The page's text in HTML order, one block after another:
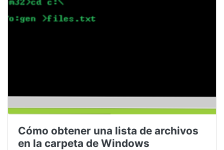
Cómo obtener una lista de archivos
en la carpeta de Windows